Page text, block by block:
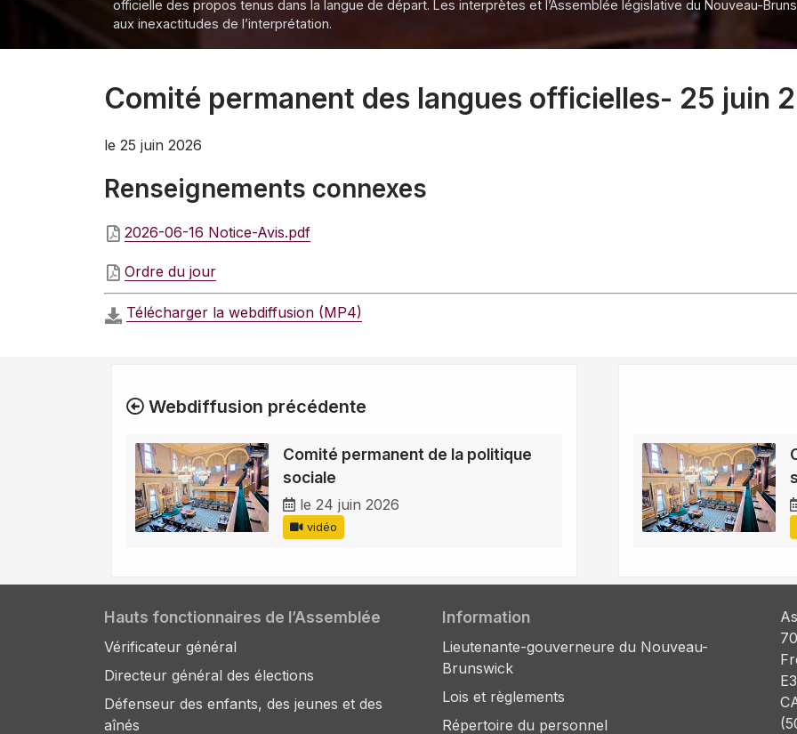
officielle des propos tenus dans la langue de départ. Les interprètes et l’Assemblée législative du Nouveau-
aux inexactitudes de l’interprétation.
Comité permanent des langues officielles- 25 juin
le 25 juin 2026
Renseignements connexes
2026-06-16 Notice-Avis.pdf
Ordre du jour
Télécharger la webdiffusion (MP4)
Webdiffusion précédente
Comité permanent de la politique
sociale
le 24 juin 2026
vidéo
Hauts fonctionnaires de l’Assemblée
Vérificateur général
Directeur général des élections
Défenseur des enfants, des jeunes et des
aînés
Information
Lieutenante-gouverneure du Nouveau-
Brunswick
Lois et règlements
Répertoire du personnel